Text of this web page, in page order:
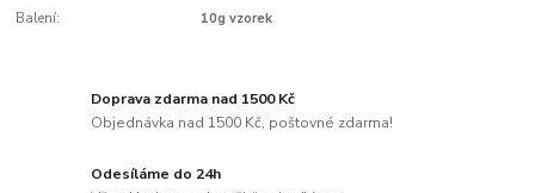
Balení: 10g vzorek
Doprava zdarma nad 1500 Kč
Objednávka nad 1500 Kč, poštovné zdarma!
Odesíláme do 24h